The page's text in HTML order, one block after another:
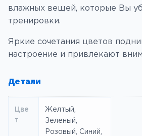
с
е
M
o
o
f
влажных вещей, которые Вы
тренировки.
Яркие сочетания цветов
настроение и привлекают
Детали
Цве
т
Желтый
Зеленый
Розовый Синий